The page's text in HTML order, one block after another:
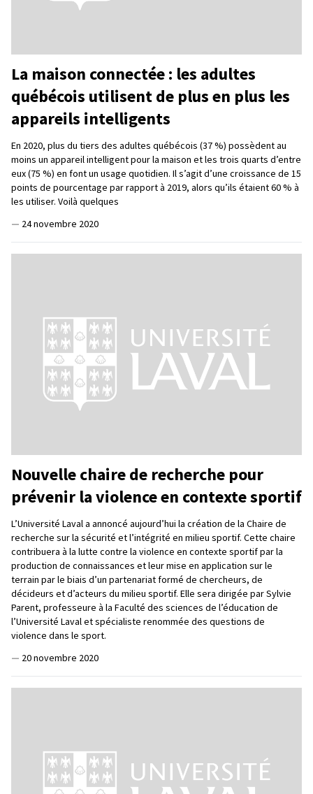
La maison connectée : les adultes
québécois utilisent de plus en plus les
appareils intelligents
En 2020, plus du tiers des adultes québécois (37 %) possèdent au
moins un appareil intelligent pour la maison et les trois quarts d’entre
eux (75 %) en font un usage quotidien. Il s’agit d’une croissance de 15
points de pourcentage par rapport à 2019, alors qu’ils étaient 60 % à
les utiliser. Voilà quelques
— 24 novembre 2020
Nouvelle chaire de recherche pour
prévenir la violence en contexte sportif
L’Université Laval a annoncé aujourd’hui la création de la Chaire de
recherche sur la sécurité et l’intégrité en milieu sportif. Cette chaire
contribuera à la lutte contre la violence en contexte sportif par la
production de connaissances et leur mise en application sur le
terrain par le biais d’un partenariat formé de chercheurs, de
décideurs et d’acteurs du milieu sportif. Elle sera dirigée par Sylvie
Parent, professeure à la Faculté des sciences de l’éducation de
l’Université Laval et spécialiste renommée des questions de
violence dans le sport.
— 20 novembre 2020